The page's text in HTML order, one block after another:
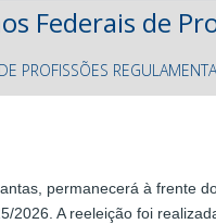
Federais de
PROFISSÕES
permanecerá à frente
2026. A reeleição foi